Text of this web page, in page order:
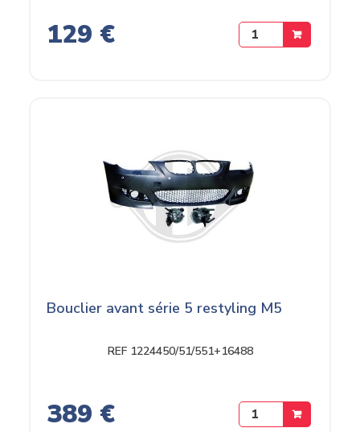
129 €
Bouclier avant série 5 restyling M5
REF 1224450/51/551+16488
389 €